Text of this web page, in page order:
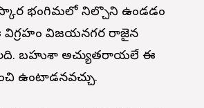
భంగిమలో నిల్చొని ఉండడం
విగ్రహం విజయనగర రాజైన
బహుశా అచ్యుతరాయలే ఈ
ఉంటాడనవచ్చు.